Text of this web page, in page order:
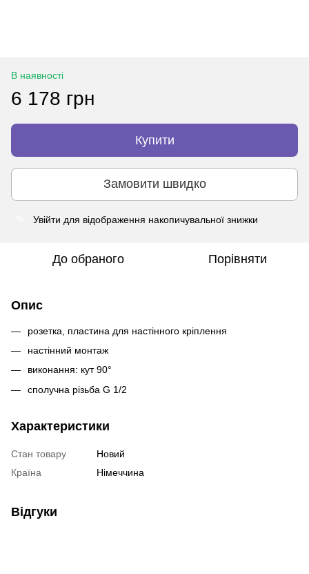
В наявності
6 178 грн
Купити
Замовити швидко
Увійти для відображення накопичувальної знижки
До обраного Порівняти
Опис
розетка, пластина для настінного кріплення
настінний монтаж
виконання: кут 90°
сполучна різьба G 1/2
Характеристики
Стан товару
Новий
Країна
Німеччина
Відгуки